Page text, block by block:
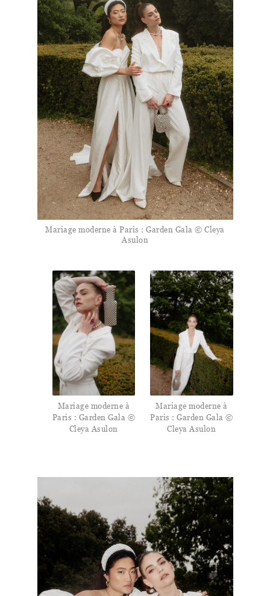
Mariage moderne à Paris : Garden Gala © Cleya
Asulon
Mariage moderne à
Paris : Garden Gala ©
Cleya Asulon
Mariage moderne à
Paris : Garden Gala ©
Cleya Asulon